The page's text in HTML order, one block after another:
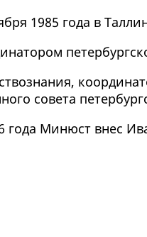
1985 года в
совета
года Минюст внес